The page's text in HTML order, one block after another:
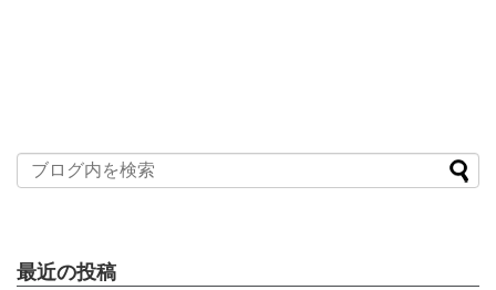
最近の投稿